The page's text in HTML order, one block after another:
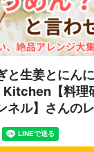
と生姜とにん
【料理
ネル】さんの